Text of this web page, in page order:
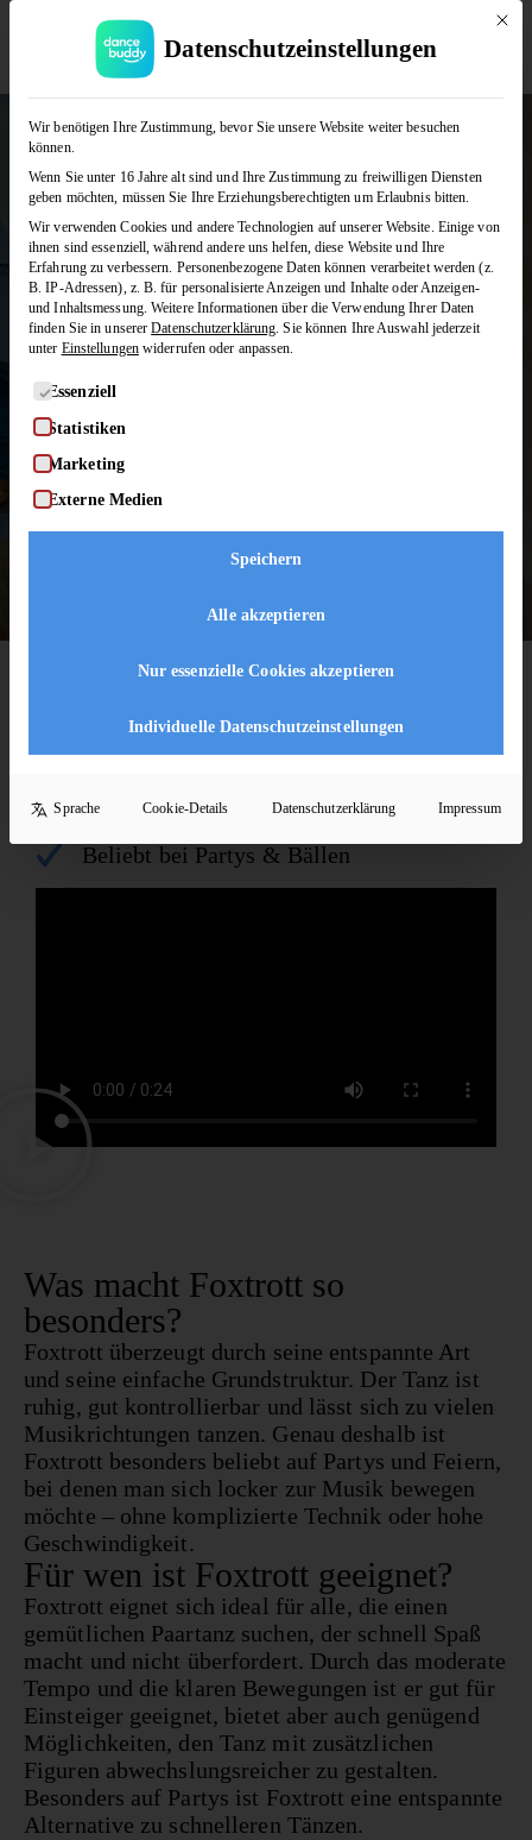
Foxtrott
lernender Paartanz für Partys und
gesellige Abende. Mit seinem entspannten
Tempo und den lässigen Bewegungen
fühlt sich Foxtrott angenehm locker an.
Bei dancebuddy lernt ihr Foxtrott online,
flexibel und ohne Termindruck – mit
aufeinander aufbauenden Figuren-
Foxtrott auf einen Blick
Locker, entspannt & leicht zu lernen
Erweiterungsmöglichkeiten
Beliebt bei Partys & Bällen
Was macht Foxtrott so
besonders?
Foxtrott überzeugt durch seine entspannte Art
und seine einfache Grundstruktur. Der Tanz ist
ruhig, gut kontrollierbar und lässt sich zu vielen
Musikrichtungen tanzen. Genau deshalb ist
Foxtrott besonders beliebt auf Partys und Feiern,
bei denen man sich locker zur Musik bewegen
möchte – ohne komplizierte Technik oder hohe
Geschwindigkeit.
Für wen ist Foxtrott geeignet?
Foxtrott eignet sich ideal für alle, die einen
gemütlichen Paartanz suchen, der schnell Spaß
macht und nicht überfordert. Durch das moderate
Tempo und die klaren Bewegungen ist er gut für
Einsteiger geeignet, bietet aber auch genügend
Möglichkeiten, den Tanz mit zusätzlichen
Figuren abwechslungsreicher zu gestalten.
Besonders auf Partys ist Foxtrott eine entspannte
Alternative zu schnelleren Tänzen.
Mit
Datenschutzeinstellungen
Wir benötigen Ihre Zustimmung, bevor Sie unsere Website weiter besuchen
können.
Wenn Sie unter 16 Jahre alt sind und Ihre Zustimmung zu freiwilligen Diensten
geben möchten, müssen Sie Ihre Erziehungsberechtigten um Erlaubnis bitten.
Wir verwenden Cookies und andere Technologien auf unserer Website. Einige von
ihnen sind essenziell, während andere uns helfen, diese Website und Ihre
Erfahrung zu verbessern. Personenbezogene Daten können verarbeitet werden (z.
B. IP-Adressen), z. B. für personalisierte Anzeigen und Inhalte oder Anzeigen-
und Inhaltsmessung. Weitere Informationen über die Verwendung Ihrer Daten
finden Sie in unsererDatenschutzerklärung. Sie können Ihre Auswahl jederzeit
unter Einstellungenwiderrufen oder anpassen.
Es folgt eine Liste der Service-Gruppen, für die eine
Essenziell
Statistiken
Marketing
Externe Medien
Speichern
Alle akzeptieren
Nur essenzielle Cookies akzeptieren
Individuelle Datenschutzeinstellungen
Sprache Cookie-Details Datenschutzerklärung Impressum